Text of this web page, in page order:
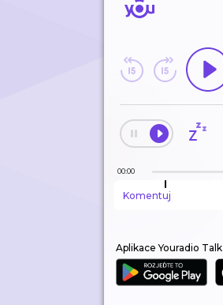
00:00
Komentuj
Aplikace Youradio Talk